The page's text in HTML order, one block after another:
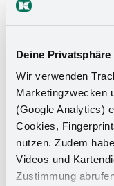
Deine
Wir verwenden
Marketingzwecken
(Google Analytics)
Cookies,
nutzen. Zudem
Videos und
Zustimmung